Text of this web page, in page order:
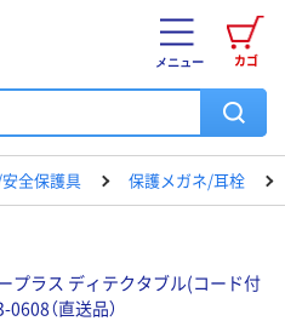
カゴ
メニュー
全保護具 保護メガネ/耳栓
プラス ディテクタブル(コード付
（直送品）